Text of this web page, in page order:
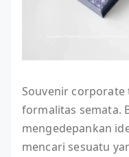
Souvenir
formalitas semata.
mengedepankan
mencari sesuatu